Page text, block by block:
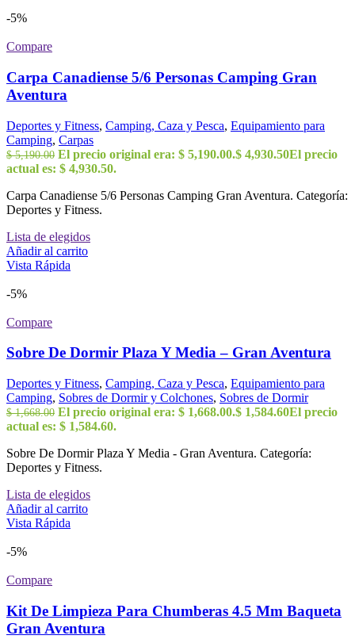
-5%
Compare
Carpa Canadiense 5/6 Personas Camping Gran
Aventura
Deportes y Fitness, Camping, Caza y Pesca, Equipamiento para
Camping, Carpas
$5,190.00 El precio original era: $ 5,190.00.$ 4,930.50El precio
actual es: $ 4,930.50.
Carpa Canadiense 5/6 Personas Camping Gran Aventura. Categoría:
Deportes y Fitness.
Lista de elegidos
Añadir al carrito
Vista Rápida
-5%
Compare
Sobre De Dormir Plaza Y Media – Gran Aventura
Deportes y Fitness, Camping, Caza y Pesca, Equipamiento para
Camping, Sobres de Dormir y Colchones, Sobres de Dormir
$1,668.00 El precio original era: $ 1,668.00.$ 1,584.60El precio
actual es: $ 1,584.60.
Sobre De Dormir Plaza Y Media - Gran Aventura. Categoría:
Deportes y Fitness.
Lista de elegidos
Añadir al carrito
Vista Rápida
-5%
Compare
Kit De Limpieza Para Chumberas 4.5 Mm Baqueta
Gran Aventura